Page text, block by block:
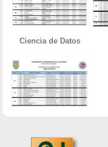
Ciencia de Datos